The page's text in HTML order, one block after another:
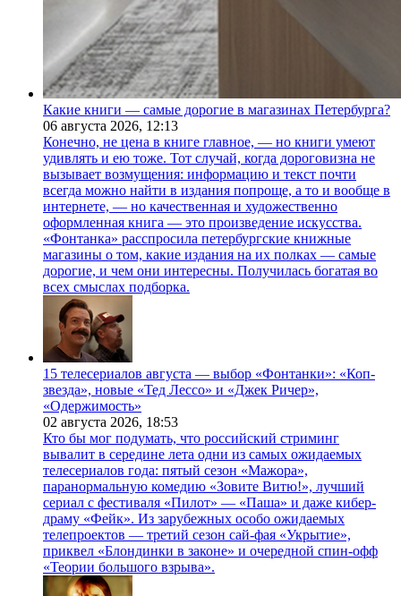
Какие книги — самые дорогие в магазинах Петербурга?
06 августа 2026, 12:13
Конечно, не цена в книге главное, — но книги умеют
удивлять и ею тоже. Тот случай, когда дороговизна не
вызывает возмущения: информацию и текст почти
всегда можно найти в издания попроще, а то и вообще в
интернете, — но качественная и художественно
оформленная книга — это произведение искусства.
«Фонтанка» расспросила петербургские книжные
магазины о том, какие издания на их полках — самые
дорогие, и чем они интересны. Получилась богатая во
всех смыслах подборка.
15 телесериалов августа — выбор «Фонтанки»: «Коп-
звезда», новые «Тед Лессо» и «Джек Ричер»,
«Одержимость»
02 августа 2026, 18:53
Кто бы мог подумать, что российский стриминг
вывалит в середине лета одни из самых ожидаемых
телесериалов года: пятый сезон «Мажора»,
паранормальную комедию «Зовите Витю!», лучший
сериал с фестиваля «Пилот» — «Паша» и даже кибер-
драму «Фейк». Из зарубежных особо ожидаемых
телепроектов — третий сезон сай-фая «Укрытие»,
приквел «Блондинки в законе» и очередной спин-офф
«Теории большого взрыва».